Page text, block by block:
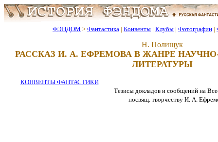
ФЭНДОМ > Фантастика | Конвенты | Клубы | Фотографии |
Н. Полищук
РАССКАЗ И. А. ЕФРЕМОВА В ЖАНРЕ
ЛИТЕРАТУРЫ
КОНВЕНТЫ ФАНТАСТИКИ
Тезисы докладов и сообщений на
посвящ. творчеству И. А.